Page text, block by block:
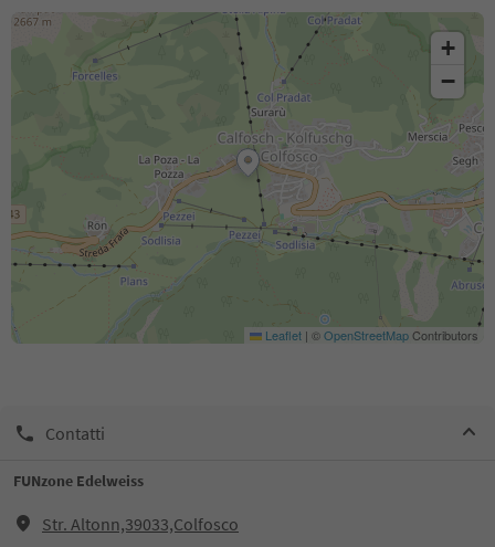
+
−
Leaflet | ©OpenStreetMapContributors
Contatti
FUNzone Edelweiss
Str. Altonn,39033,Colfosco